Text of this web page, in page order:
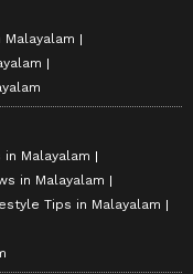
Malayalam
in Malayalam
Tips in Malayalam